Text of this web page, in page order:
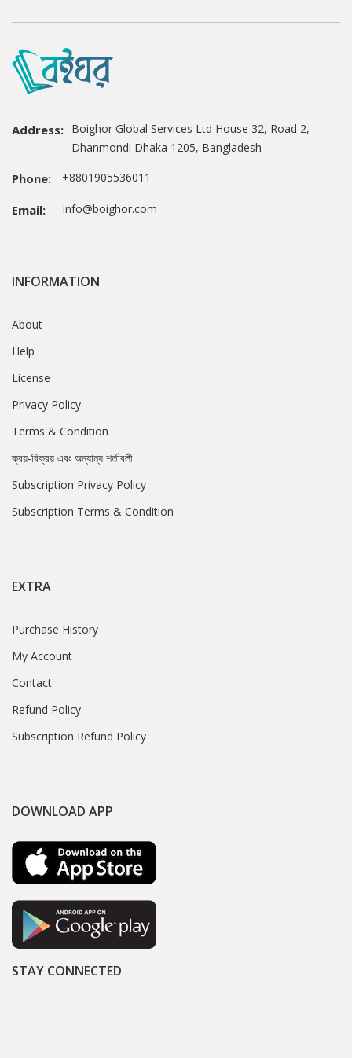
Address: Boighor Global Services Ltd House 32, Road 2,
Dhanmondi Dhaka 1205, Bangladesh
Phone: +8801905536011
Email: info@boighor.com
INFORMATION
About
Help
License
Privacy Policy
Terms & Condition
ক্রয়-বিক্রয় এবং অন্যান্য শর্তাবলী
Subscription Privacy Policy
Subscription Terms & Condition
EXTRA
Purchase History
My Account
Contact
Refund Policy
Subscription Refund Policy
DOWNLOAD APP
STAY CONNECTED